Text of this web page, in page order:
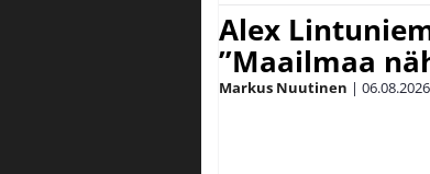
Alex
”Maailmaa
Markus Nuutinen | 06.08.2026